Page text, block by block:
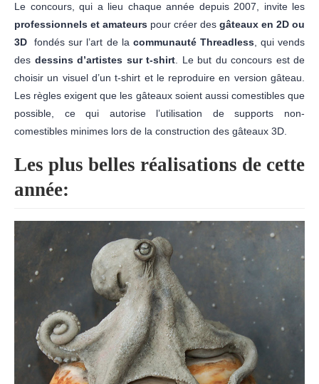
Le concours, qui a lieu chaque année depuis 2007, invite les
professionnels et amateurs pour créer des gâteaux en 2D ou
3D fondés sur l’art de la communauté Threadless, qui vends
des dessins d’artistes sur t-shirt . Le but du concours est de
choisir un visuel d’un t-shirt et le reproduire en version gâteau.
Les règles exigent que les gâteaux soient aussi comestibles que
possible, ce qui autorise l’utilisation de supports non-
comestibles minimes lors de la construction des gâteaux 3D.
Les plus belles réalisations de cette
année: